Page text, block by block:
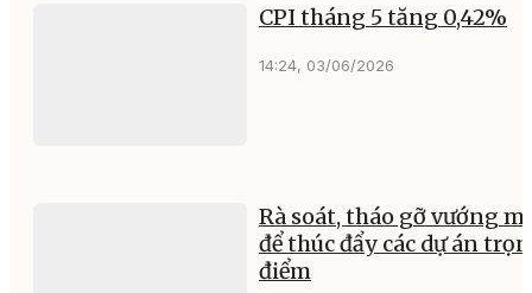
CPI tháng 5 tăng 0,42%
14:24, 03/06/2026
Rà soát, tháo gỡ vướng
để thúc đẩy các dự án
điểm